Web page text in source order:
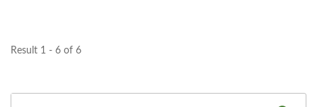
Result 1 - 6 of 6